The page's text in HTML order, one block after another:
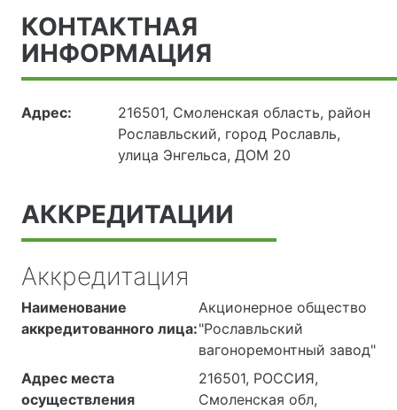
КОНТАКТНАЯ
ИНФОРМАЦИЯ
Адрес:
216501, Смоленская область, район
Рославльский, город Рославль,
улица Энгельса, ДОМ 20
АККРЕДИТАЦИИ
Аккредитация
Наименование
аккредитованного лица:
Акционерное общество
"Рославльский
вагоноремонтный завод"
Адрес места
осуществления
216501, РОССИЯ,
Смоленская обл,